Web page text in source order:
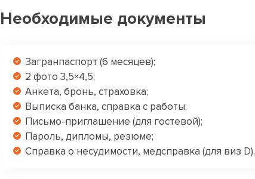
Необходимые документы
Загранпаспорт (6 месяцев);
2 фото 3,5×4,5;
Анкета, бронь, страховка;
Выписка банка, справка с работы;
Письмо-приглашение (для гостевой);
Пароль, дипломы, резюме;
Справка о несудимости, медсправка (для виз D).